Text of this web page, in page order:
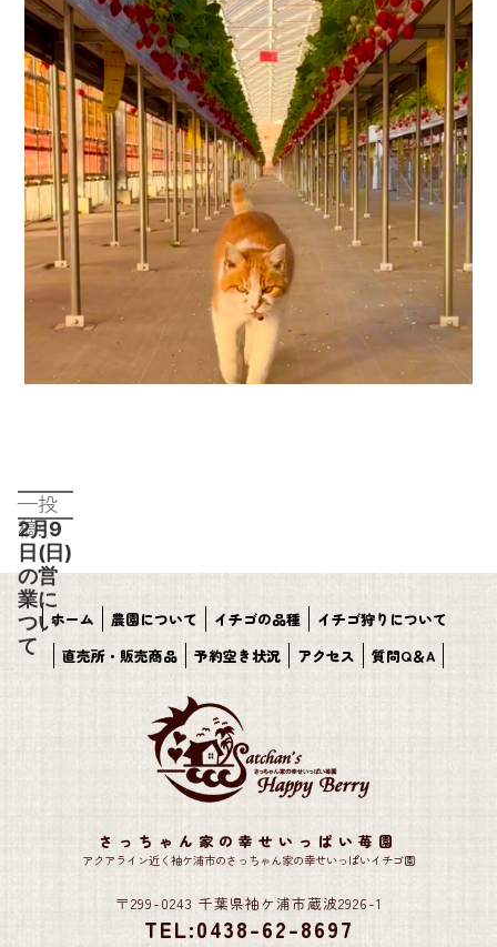
投
稿:
2月9
日(日)
の営
業に
つい
て
ホーム 農園について イチゴの品種
イチゴ狩りについて
直売所・販売商品
予約空き状況 アクセス 質問Q＆A
さっちゃん家の幸せいっぱい苺園
アクアライン近く袖ケ浦市のさっちゃん家の幸せいっぱいイチゴ園
〒299-0243 千葉県袖ケ浦市蔵波2926-1
TEL:0438-62-8697